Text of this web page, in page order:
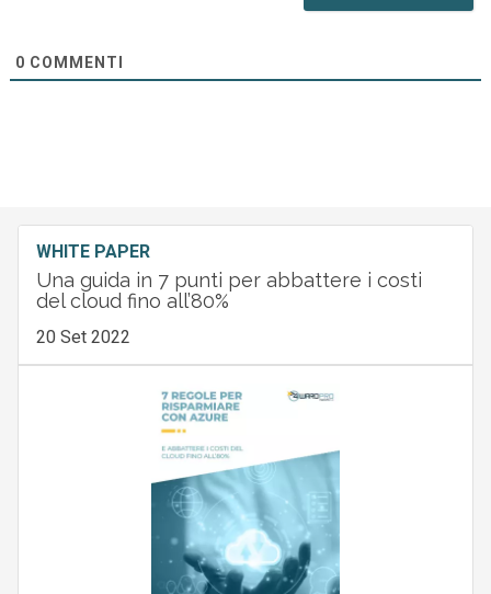
0 COMMENTI
WHITE PAPER
Una guida in 7 punti per abbattere i costi
del cloud fino all’80%
20 Set 2022